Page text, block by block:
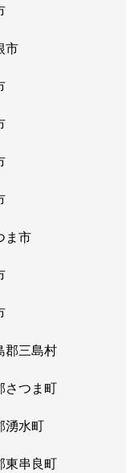
市
ま市
郡三島村
さつま町
湧水町
東串良町